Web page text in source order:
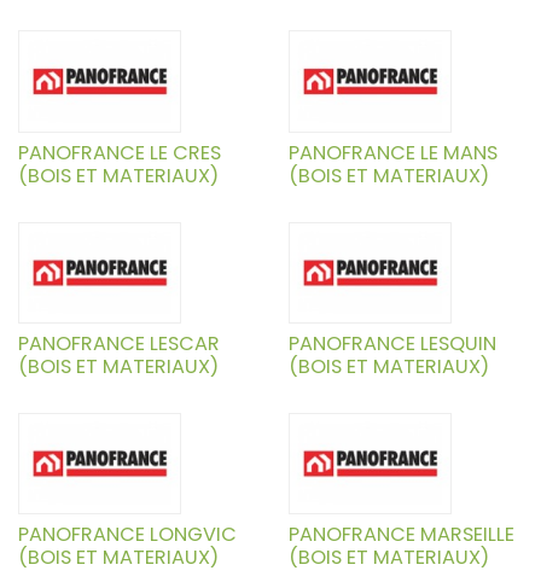
PANOFRANCE LE CRES
(BOIS ET MATERIAUX)
PANOFRANCE LE MANS
(BOIS ET MATERIAUX)
PANOFRANCE LESCAR
(BOIS ET MATERIAUX)
PANOFRANCE LESQUIN
(BOIS ET MATERIAUX)
PANOFRANCE LONGVIC
(BOIS ET MATERIAUX)
PANOFRANCE MARSEILLE
(BOIS ET MATERIAUX)